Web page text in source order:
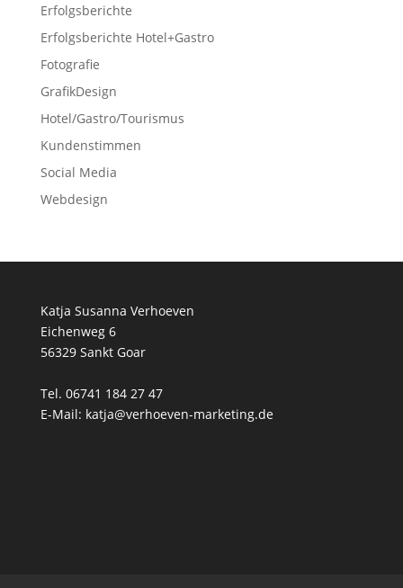
Erfolgsberichte
Erfolgsberichte Hotel+Gastro
Fotografie
GrafikDesign
Hotel/Gastro/Tourismus
Kundenstimmen
Social Media
Webdesign
Katja Susanna Verhoeven
Eichenweg 6
56329 Sankt Goar
Tel. 06741 184 27 47
E-Mail: katja@verhoeven-marketing.de